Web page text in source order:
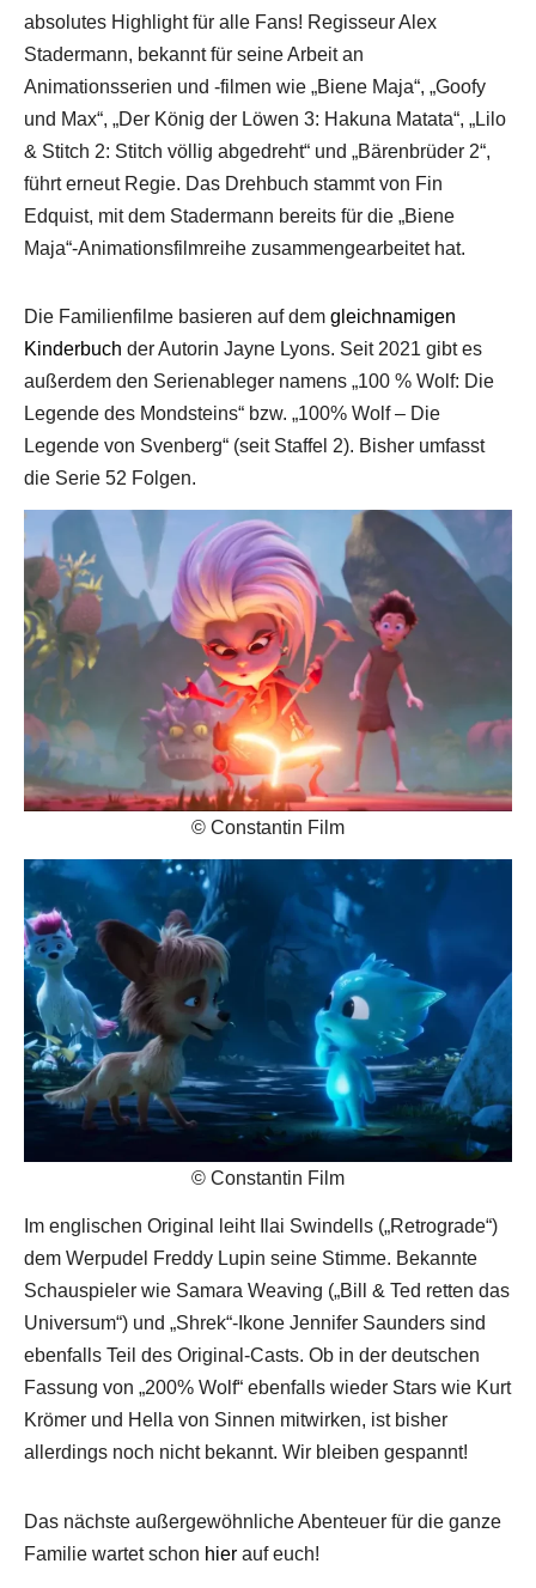
absolutes Highlight für alle Fans! Regisseur Alex
Stadermann, bekannt für seine Arbeit an
Animationsserien und -filmen wie „Biene Maja“, „Goofy
und Max“, „Der König der Löwen 3: Hakuna Matata“, „Lilo
& Stitch 2: Stitch völlig abgedreht“ und „Bärenbrüder 2“,
führt erneut Regie. Das Drehbuch stammt von Fin
Edquist, mit dem Stadermann bereits für die „Biene
Maja“-Animationsfilmreihe zusammengearbeitet hat.
Die Familienfilme basieren auf dem gleichnamigen
Kinderbuch der Autorin Jayne Lyons. Seit 2021 gibt es
außerdem den Serienableger namens „100 % Wolf: Die
Legende des Mondsteins“ bzw. „100% Wolf – Die
Legende von Svenberg“ (seit Staffel 2). Bisher umfasst
die Serie 52 Folgen.
© Constantin Film
© Constantin Film
Im englischen Original leiht Ilai Swindells („Retrograde“)
dem Werpudel Freddy Lupin seine Stimme. Bekannte
Schauspieler wie Samara Weaving („Bill & Ted retten das
Universum“) und „Shrek“-Ikone Jennifer Saunders sind
ebenfalls Teil des Original-Casts. Ob in der deutschen
Fassung von „200% Wolf“ ebenfalls wieder Stars wie Kurt
Krömer und Hella von Sinnen mitwirken, ist bisher
allerdings noch nicht bekannt. Wir bleiben gespannt!
Das nächste außergewöhnliche Abenteuer für die ganze
Familie wartet schon hier auf euch!